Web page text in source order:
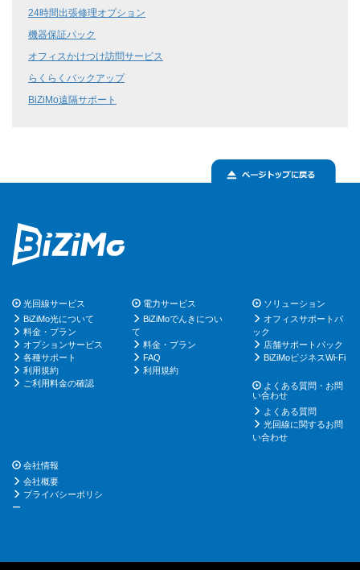
24時間出張修理オプション
機器保証パック
オフィスかけつけ訪問サービス
らくらくバックアップ
BiZiMo遠隔サポート
光回線サービス
BiZiMo光について
料金・プラン
オプションサービス
各種サポート
利用規約
ご利用料金の確認
電力サービス
BiZiMoでんきについ
て
料金・プラン
FAQ
利用規約
ソリューション
オフィスサポートパ
ック
店舗サポートパック
BiZiMoビジネスWi-Fi
よくある質問・お問
い合わせ
よくある質問
光回線に関するお問
い合わせ
会社情報
会社概要
プライバシーポリシ
ー